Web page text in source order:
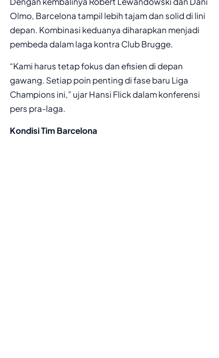
Olmo, Barcelona tampil lebih tajam dan solid di lini
depan. Kombinasi keduanya diharapkan menjadi
pembeda dalam laga kontra Club Brugge.
“Kami harus tetap fokus dan efisien di depan
gawang. Setiap poin penting di fase baru Liga
Champions ini,” ujar Hansi Flick dalam konferensi
pers pra-laga.
Kondisi Tim Barcelona